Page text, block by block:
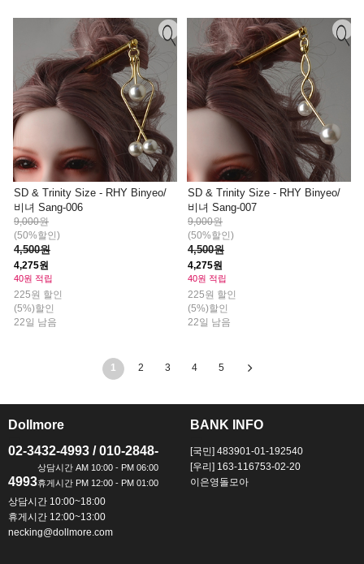
SD & Trinity Size - RHY Binyeo/
비녀 Sang-006
9,000원
(50%할인)
4,500원
4,275원
40원 적립
225원 할인
(5%)할인
22일 남음
SD & Trinity Size - RHY Binyeo/
비녀 Sang-007
9,000원
(50%할인)
4,500원
4,275원
40원 적립
225원 할인
(5%)할인
22일 남음
1 2 3 4 5
Dollmore
02-3432-4993 / 010-2848-
4993
상담시간 10:00~18:00
휴게시간 12:00~13:00
necking@dollmore.com
BANK INFO
[국민] 483901-01-192540
[우리] 163-116753-02-20
이은영돌모아